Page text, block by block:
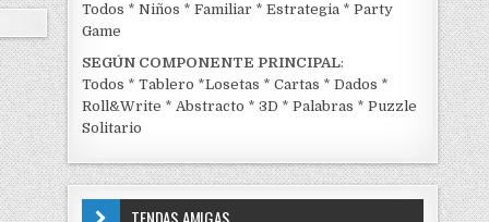
Todos *Niños *Familiar *Estrategia *Party
Game
SEGÚN COMPONENTE PRINCIPAL:
Todos *Tablero *Losetas *Cartas *Dados *
Roll&Write *Abstracto *3D *Palabras *Puzzle
Solitario